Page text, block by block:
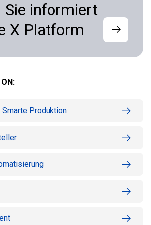
Sie informiert
X Platform
ON:
Produktion